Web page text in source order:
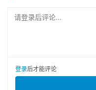
请登录后评论...
登录后才能评论